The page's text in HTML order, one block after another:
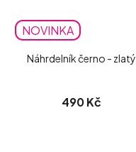
NOVINKA
Náhrdelník černo - zlatý
490 Kč